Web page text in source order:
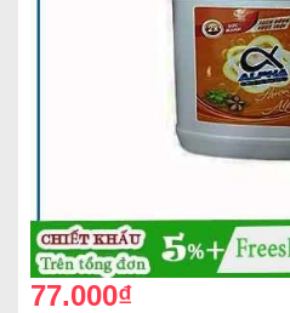
77.000₫